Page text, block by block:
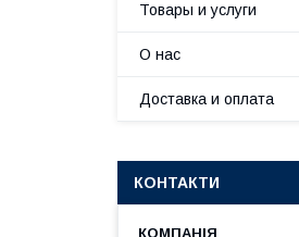
Товары и услуги
О нас
Доставка и оплата
КОНТАКТИ